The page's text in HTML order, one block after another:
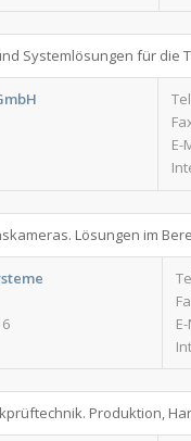
Systemlösungen für die
E-
Lösungen im
Produktion,